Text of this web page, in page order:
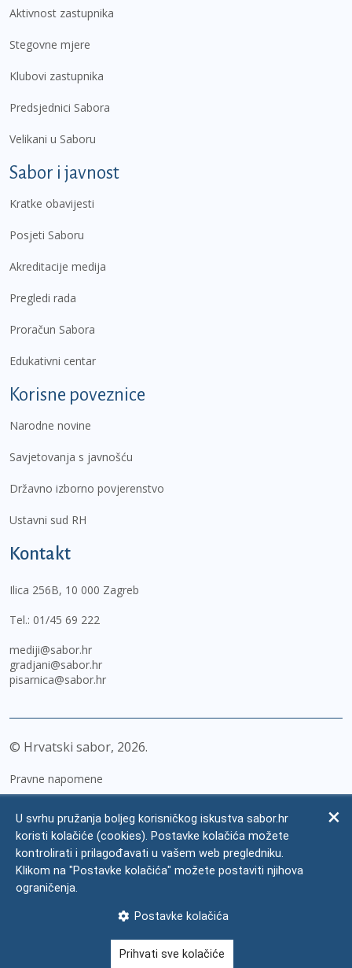
Aktivnost zastupnika
Stegovne mjere
Klubovi zastupnika
Predsjednici Sabora
Velikani u Saboru
Sabor i javnost
Kratke obavijesti
Posjeti Saboru
Akreditacije medija
Pregledi rada
Proračun Sabora
Edukativni centar
Korisne poveznice
Narodne novine
Savjetovanja s javnošću
Državno izborno povjerenstvo
Ustavni sud RH
Kontakt
Ilica 256B, 10 000 Zagreb
Tel.: 01/45 69 222
mediji@sabor.hr
gradjani@sabor.hr
pisarnica@sabor.hr
© Hrvatski sabor, 2026
Pravne napomene
Zaštita osobnih podataka
Impressum
Česta pitanja
U svrhu pružanja boljeg korisničkog iskustva sabor.hr
koristi kolačiće (cookies). Postavke kolačića možete
kontrolirati i prilagođavati u vašem web pregledniku.
Klikom na "Postavke kolačića" možete postaviti njihova
ograničenja.
Postavke kolačića
Prihvati sve kolačiće